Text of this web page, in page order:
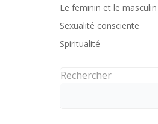
Le feminin et le masculin
Sexualité consciente
Spiritualité
Rechercher